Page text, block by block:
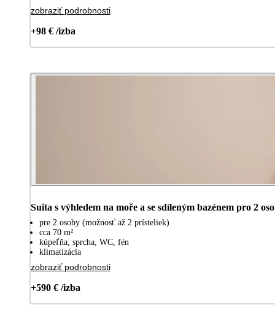
zobraziť podrobnosti
+98 € /izba
Suita s výhledem na moře a se sdíleným bazénem pro 2
pre 2 osoby (možnosť až 2 prísteliek)
cca 70 m²
kúpeľňa, sprcha, WC, fén
klimatizácia
zobraziť podrobnosti
+590 € /izba